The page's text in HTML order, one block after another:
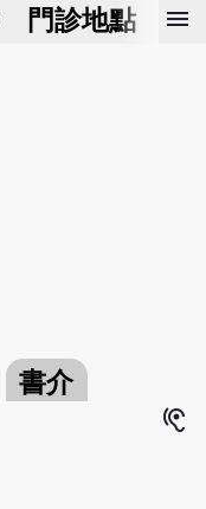
門診地點 預
menu
書介
hearing